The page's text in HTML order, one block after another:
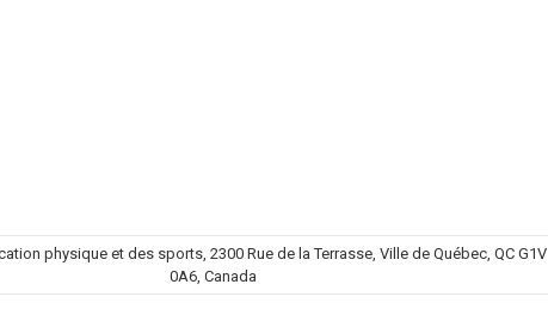
physique et des sports, 2300 Rue de la Terrasse, Ville de Québec, QC G1V
0A6, Canada